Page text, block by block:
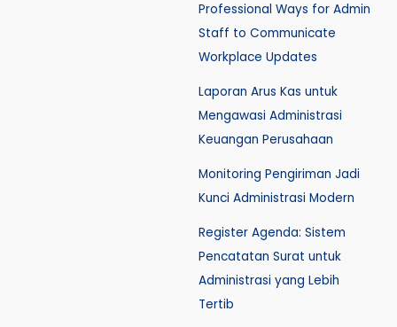
Professional Ways for Admin
Staff to Communicate
Workplace Updates
Laporan Arus Kas untuk
Mengawasi Administrasi
Keuangan Perusahaan
Monitoring Pengiriman Jadi
Kunci Administrasi Modern
Register Agenda: Sistem
Pencatatan Surat untuk
Administrasi yang Lebih
Tertib